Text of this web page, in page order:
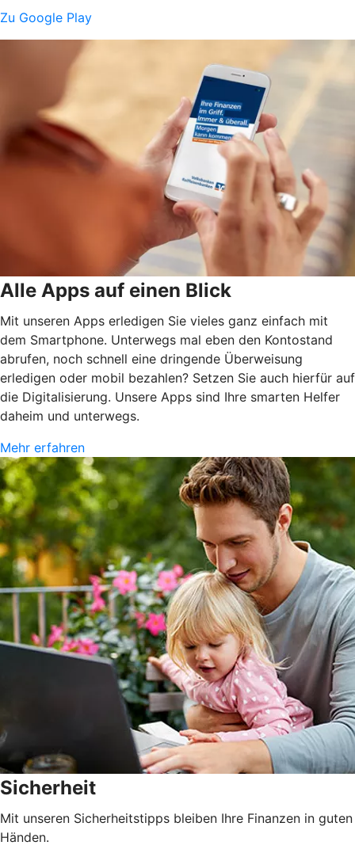
Zu Google Play
Alle Apps auf einen Blick
Mit unseren Apps erledigen Sie vieles ganz einfach mit
dem Smartphone. Unterwegs mal eben den Kontostand
abrufen, noch schnell eine dringende Überweisung
erledigen oder mobil bezahlen? Setzen Sie auch hierfür auf
die Digitalisierung. Unsere Apps sind Ihre smarten Helfer
daheim und unterwegs.
Mehr erfahren
Sicherheit
Mit unseren Sicherheitstipps bleiben Ihre Finanzen in guten
Händen.